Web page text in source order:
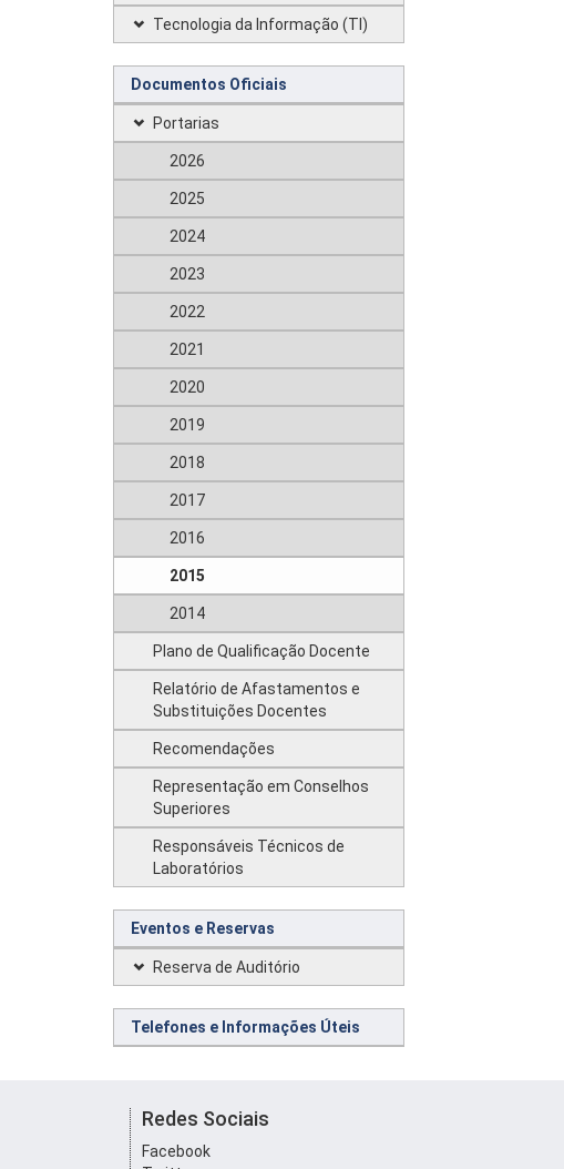
Tecnologia da Informação (TI)
Documentos Oficiais
Portarias
2026
2025
2024
2023
2022
2021
2020
2019
2018
2017
2016
2015
2014
Plano de Qualificação Docente
Relatório de Afastamentos e
Substituições Docentes
Recomendações
Representação em Conselhos
Superiores
Responsáveis Técnicos de
Laboratórios
Eventos e Reservas
Reserva de Auditório
Telefones e Informações Úteis
Redes Sociais
Facebook